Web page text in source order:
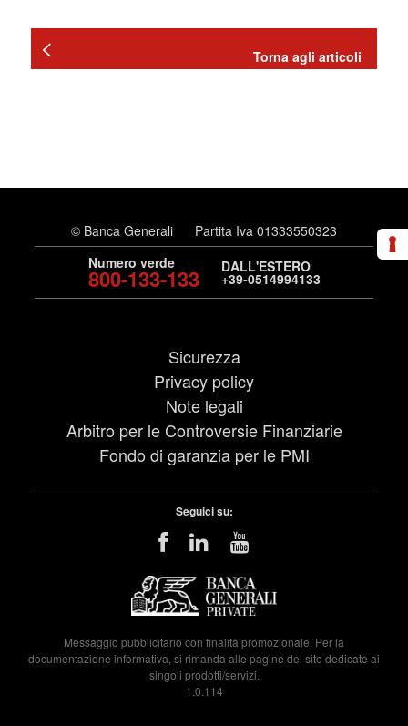
Torna agli articoli
© Banca Generali
Partita Iva 01333550323
Numero verde
800-133-133 DALL'ESTERO
+39-0514994133
Sicurezza
Privacy policy
Note legali
Arbitro per le Controversie Finanziarie
Fondo di garanzia per le PMI
Seguici su:
Messaggio pubblicitario con finalità promozionale. Per la
documentazione informativa, si rimanda alle pagine del sito dedicate ai
singoli prodotti/servizi.
1.0.114